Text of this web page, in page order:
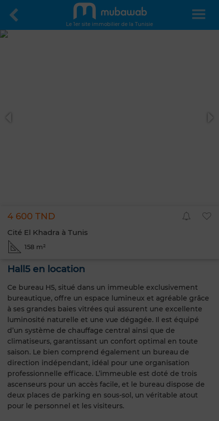
Le 1er site immobilier de la Tunisie
4 600 TND
Cité El Khadra à Tunis
158 m²
Hall5 en location
Ce bureau H5, situé dans un immeuble exclusivement
bureautique, offre un espace lumineux et agréable grâce
à ses grandes baies vitrées qui assurent une excellente
luminosité naturelle et une vue dégagée. Il est équipé
d’un système de chauffage central ainsi que de
climatiseurs, garantissant un confort optimal en toute
saison. Le bien comprend également un bureau de
direction indépendant, idéal pour une organisation
professionnelle efficace. L’immeuble est doté de trois
ascenseurs pour un accès facile, et le bureau dispose de
deux places de parking en sous-sol, un véritable atout
pour le personnel et les visiteurs.